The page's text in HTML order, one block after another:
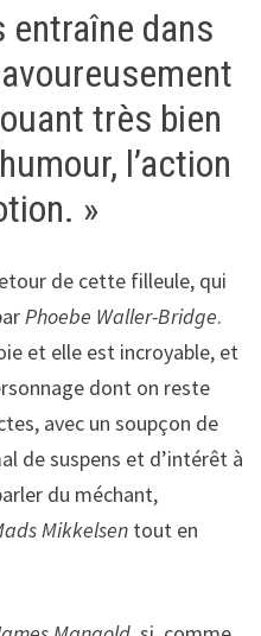
entraîne dans
très bien
l’action
»
de cette filleule, qui
Phoebe Waller-Bridge.
et elle est incroyable, et
dont on reste
avec un soupçon de
de suspens et d’intérêt à
du méchant,
Mikkelsentout en